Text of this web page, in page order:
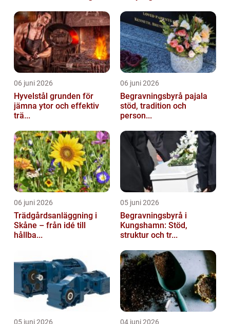
06 juni 2026
Hyvelstål grunden för
jämna ytor och effektiv
trä...
06 juni 2026
Begravningsbyrå pajala
stöd, tradition och
person...
06 juni 2026
Trädgårdsanläggning i
Skåne – från idé till
hållba...
05 juni 2026
Begravningsbyrå i
Kungshamn: Stöd,
struktur och tr...
05 juni 2026 04 juni 2026